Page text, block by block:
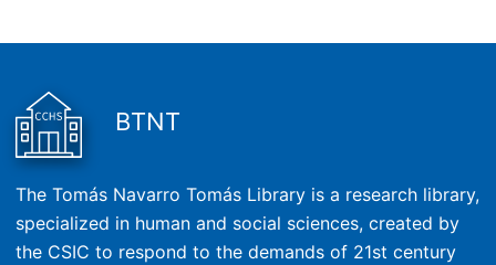
BTNT
The Tomás Navarro Tomás Library is a research library,
specialized in human and social sciences, created by
the CSIC to respond to the demands of 21st century